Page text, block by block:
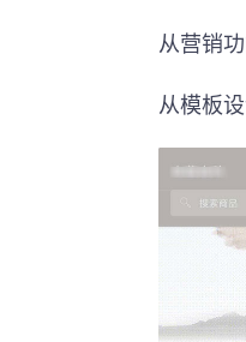
从营销
从模板